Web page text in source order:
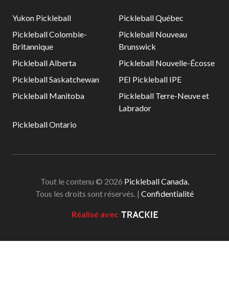
Yukon Pickleball
Pickleball Québec
Pickleball Colombie-
Britannique
Pickleball Nouveau
Brunswick
Pickleball Alberta
Pickleball Nouvelle-Écosse
Pickleball Saskatchewan
PEI Pickleball IPE
Pickleball Manitoba
Pickleball Terre-Neuve et
Labrador
Pickleball Ontario
Tout le contenu © 2026 Pickleball Canada.
Tous les droits sont réservés. | Confidentialité
Réalisé avec